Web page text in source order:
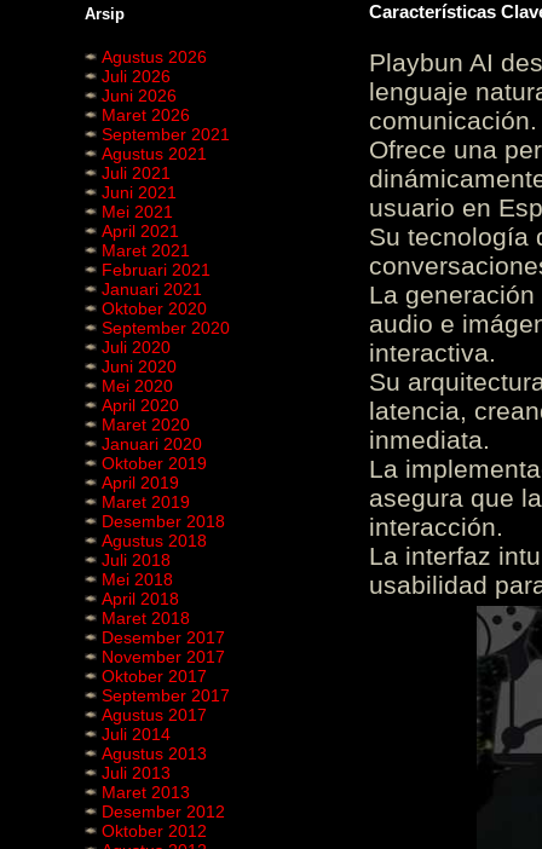
Arsip
Agustus 2026
Juli 2026
Juni 2026
Maret 2026
September 2021
Agustus 2021
Juli 2021
Juni 2021
Mei 2021
April 2021
Maret 2021
Februari 2021
Januari 2021
Oktober 2020
September 2020
Juli 2020
Juni 2020
Mei 2020
April 2020
Maret 2020
Januari 2020
Oktober 2019
April 2019
Maret 2019
Desember 2018
Agustus 2018
Juli 2018
Mei 2018
April 2018
Maret 2018
Desember 2017
November 2017
Oktober 2017
September 2017
Agustus 2017
Juli 2014
Agustus 2013
Juli 2013
Maret 2013
Desember 2012
Oktober 2012
Características
Playbun AI
lenguaje
comunicación.
Ofrece una
usuario en
Su tecnología
La
audio e
interactiva.
Su
latencia,
inmediata.
La
asegura que
interacción.
La interfaz
usabilidad